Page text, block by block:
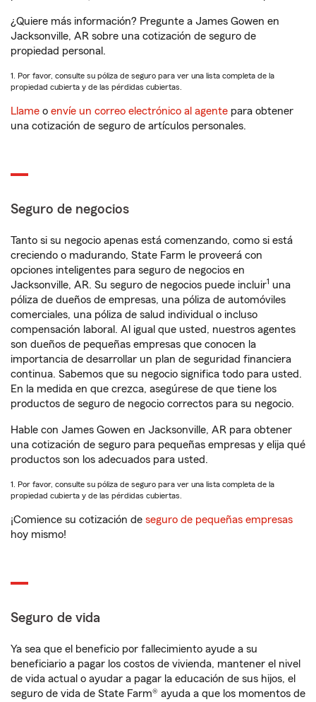
¿Quiere más información? Pregunte a James Gowen en
Jacksonville, AR sobre una cotización de seguro de
propiedad personal.
1. Por favor, consulte su póliza de seguro para ver una lista completa de la
propiedad cubierta y de las pérdidas cubiertas.
Llame o envíe un correo electrónico al agente para obtener
una cotización de seguro de artículos personales.
Seguro de negocios
Tanto si su negocio apenas está comenzando, como si está
creciendo o madurando, State Farm le proveerá con
opciones inteligentes para seguro de negocios en
Jacksonville, AR. Su seguro de negocios puede incluir1 una
póliza de dueños de empresas, una póliza de automóviles
comerciales, una póliza de salud individual o incluso
compensación laboral. Al igual que usted, nuestros agentes
son dueños de pequeñas empresas que conocen la
importancia de desarrollar un plan de seguridad financiera
continua. Sabemos que su negocio significa todo para usted.
En la medida en que crezca, asegúrese de que tiene los
productos de seguro de negocio correctos para su negocio.
Hable con James Gowen en Jacksonville, AR para obtener
una cotización de seguro para pequeñas empresas y elija qué
productos son los adecuados para usted.
1. Por favor, consulte su póliza de seguro para ver una lista completa de la
propiedad cubierta y de las pérdidas cubiertas.
¡Comience su cotización de seguro de pequeñas empresas
hoy mismo!
Seguro de vida
Ya sea que el beneficio por fallecimiento ayude a su
beneficiario a pagar los costos de vivienda, mantener el nivel
de vida actual o ayudar a pagar la educación de sus hijos, el
seguro de vida de State Farm® ayuda a que los momentos de